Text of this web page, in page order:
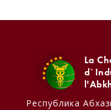
La
Республика